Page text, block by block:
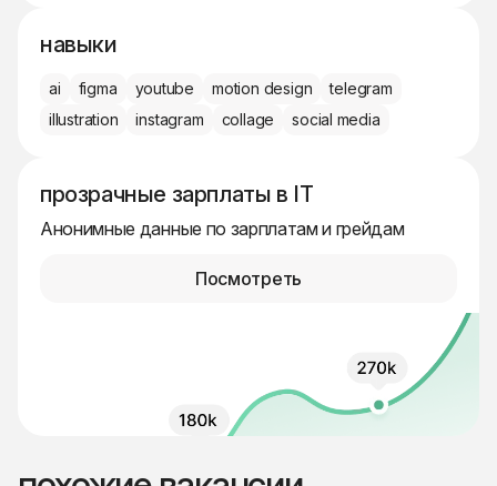
навыки
ai figma youtube motion design
telegram
illustration
instagram collage social media
прозрачные зарплаты в IT
Анонимные данные по зарплатам и грейдам
Посмотреть